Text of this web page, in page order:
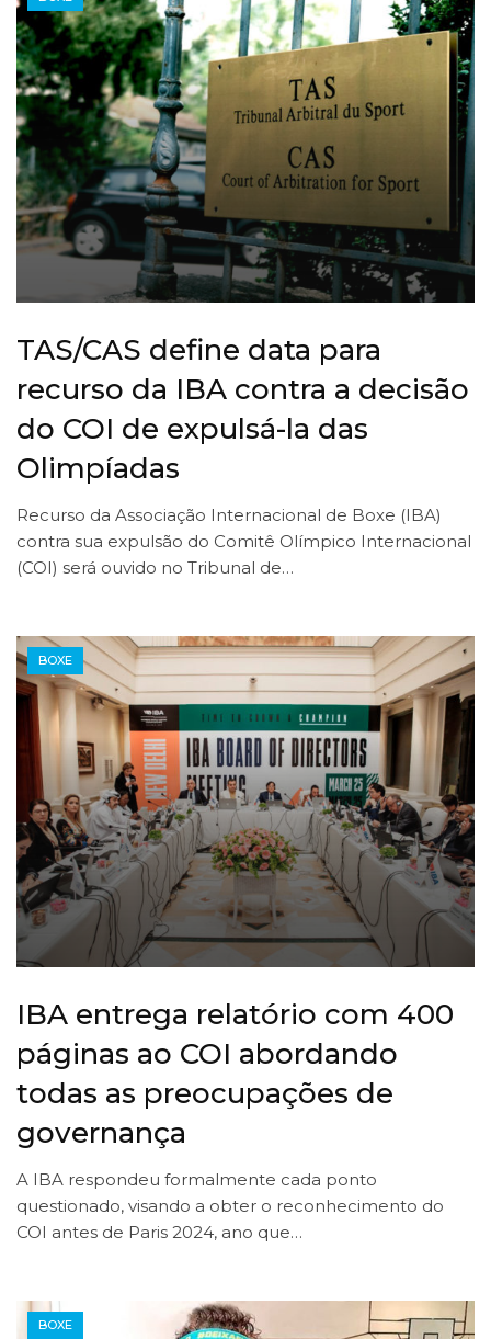
TAS/CAS define data para
recurso da IBA contra a decisão
do COI de expulsá-la das
Olimpíadas
Recurso da Associação Internacional de Boxe (IBA)
contra sua expulsão do Comitê Olímpico Internacional
(COI) será ouvido no Tribunal de…
BOXE
IBA entrega relatório com 400
páginas ao COI abordando
todas as preocupações de
governança
A IBA respondeu formalmente cada ponto
questionado, visando a obter o reconhecimento do
COI antes de Paris 2024, ano que…
BOXE